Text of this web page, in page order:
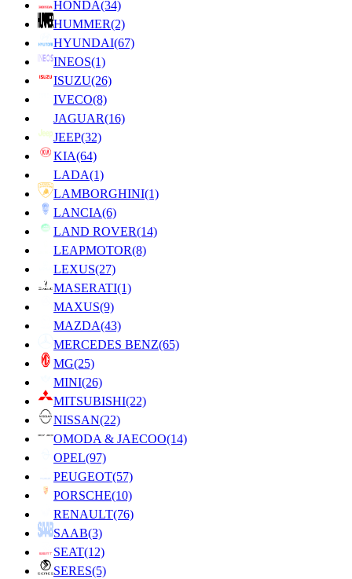
HONDA(34)
HUMMER(2)
HYUNDAI(67)
INEOS(1)
ISUZU(26)
IVECO(8)
JAGUAR(16)
JEEP(32)
KIA(64)
LADA(1)
LAMBORGHINI(1)
LANCIA(6)
LAND ROVER(14)
LEAPMOTOR(8)
LEXUS(27)
MASERATI(1)
MAXUS(9)
MAZDA(43)
MERCEDES BENZ(65)
MG(25)
MINI(26)
MITSUBISHI(22)
NISSAN(22)
OMODA & JAECOO(14)
OPEL(97)
PEUGEOT(57)
PORSCHE(10)
RENAULT(76)
SAAB(3)
SEAT(12)
SERES(5)